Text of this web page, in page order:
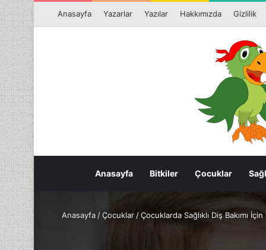
Anasayfa Yazarlar Yazılar Hakkımızda Gizlilik
Anasayfa Bitkiler Çocuklar
Anasayfa /Çocuklar /Çocuklarda Sağlıklı Diş Bakımı İçin